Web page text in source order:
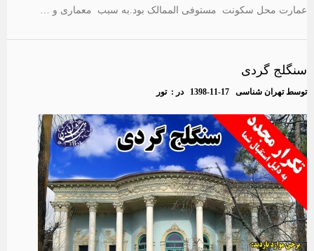
عمارت محل سکونت مستوفی الممالک بود.به سبب معماری و …
سنگلج گردی
توسطتهران شناسی 1398-11-17 در :تور